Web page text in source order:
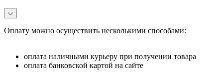
Оплату можно осуществить несколькими способами:
оплата наличными курьеру при получении товара
оплата банковской картой на сайте